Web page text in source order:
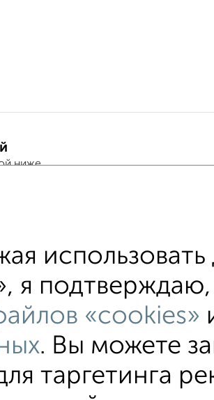
ниже
на улице Никитина не первый
в строящихся домах в
площадью до 40 м²
Квартиры студии От
я подтверждаю,
«cookies»
. Вы можете
таргетинга